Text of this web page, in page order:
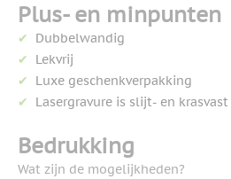
Plus- en minpunten
Dubbelwandig
Lekvrij
Luxe geschenkverpakking
Lasergravure is slijt- en krasvast
Bedrukking
Wat zijn de mogelijkheden?